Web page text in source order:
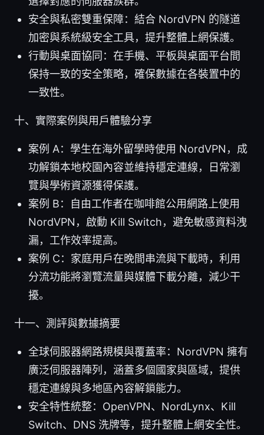
安全與私密雙重保障：結合 NordVPN 的隧道
加密與系統級安全工具，提升整體上網保護。
行動與桌面協同：在手機、平板與桌面平台間
保持一致的安全策略，確保數據在各裝置中的
一致性。
十、實際案例與用戶體驗分享
案例 A：學生在海外留學時使用 NordVPN，成
功解鎖本地校園內容並維持穩定連線，日常瀏
覽與學術資源獲得保護。
案例 B：自由工作者在咖啡館公用網路上使用
NordVPN，啟動 Kill Switch，避免敏感資料洩
漏，工作效率提高。
案例 C：家庭用戶在晚間串流與下載時，利用
分流功能將瀏覽流量與媒體下載分離，減少干
擾。
十一、測評與數據摘要
全球伺服器網路規模與覆蓋率：NordVPN 擁有
廣泛伺服器陣列，涵蓋多個國家與區域，提供
穩定連線與多地區內容解鎖能力。
安全特性統整：OpenVPN、NordLynx、Kill
Switch、DNS 洗牌等，提升整體上網安全性。